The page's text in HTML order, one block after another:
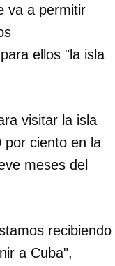
va a permitir
ellos "la isla
visitar la isla
por ciento en la
meses del
recibiendo
a Cuba",